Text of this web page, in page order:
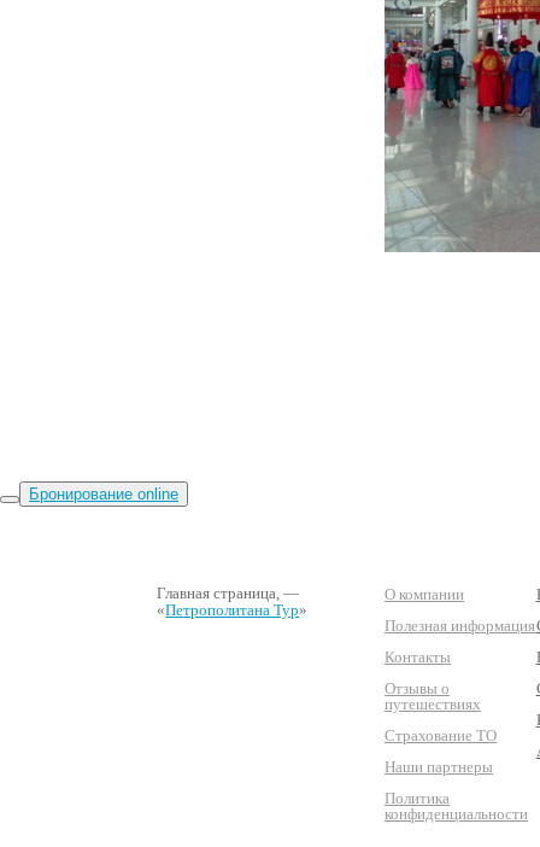
Главная страница, —
«Петрополитана Тур»
О компании
Полезная информация
Контакты
Отзывы о
путешествиях
Страхование ТО
Наши партнеры
Политика
конфиденциальности
Бронирование online